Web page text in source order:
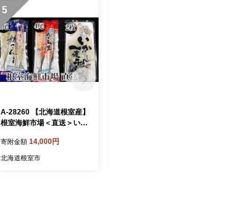
5
A-28260 【北海道根室産】
根室海鮮市場＜直送＞いか
尾・糠さんま9尾
寄附金額 14,000円
北海道根室市